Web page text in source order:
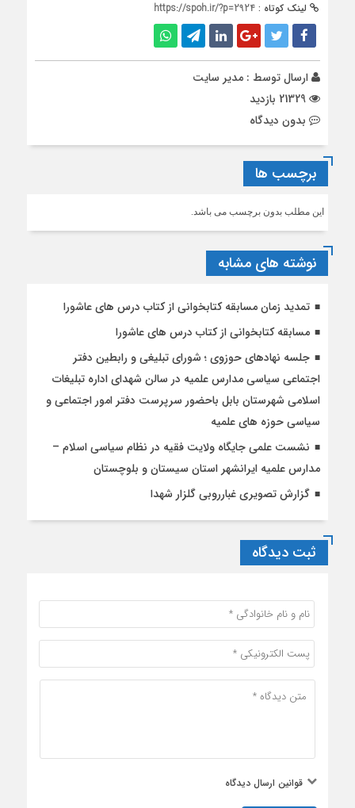
لینک کوتاه : https://spoh.ir/?p=2924
ارسال توسط : مدیر سایت
بدون دیدگاه
برچسب ها
این مطلب بدون برچسب می باشد.
نوشته های مشابه
تمدید زمان مسابقه کتابخوانی از کتاب درس های عاشورا
مسابقه کتابخوانی از کتاب درس های عاشورا
جلسه نهادهای حوزوی ؛ شورای تبلیغی و رابطین دفتر
اجتماعی سیاسی مدارس علمیه در سالن شهدای اداره تبلیغات
اسلامی شهرستان بابل باحضور سرپرست دفتر امور اجتماعی و
سیاسی حوزه های علمیه
نشست علمی جایگاه ولایت فقیه در نظام سیاسی اسلام –
مدارس علمیه ایرانشهر استان سیستان و بلوچستان
گزارش تصویری غبارروبی گلزار شهدا
ثبت دیدگاه
قوانین ارسال دیدگاه